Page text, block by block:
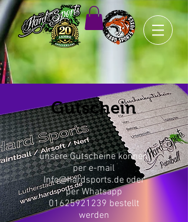
Gutschein
unsere Gutscheine können
per e-mail
Info@hardsports.deoder
per Whatsapp
01625921239 bestellt
werden